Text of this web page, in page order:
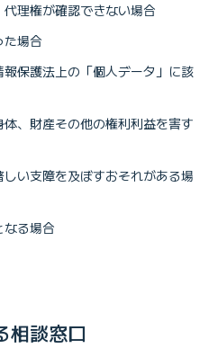
理権が確認できない場合
た場合
保護法上の「個人データ」に該
、財産その他の権利利益を害す
い支障を及ぼすおそれがある場
る場合
相談窓口